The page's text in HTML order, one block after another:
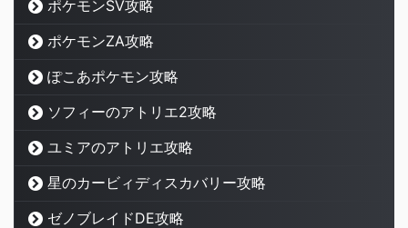
ポケモンSV攻略
ポケモンZA攻略
ぽこあポケモン攻略
ソフィーのアトリエ2攻略
ユミアのアトリエ攻略
星のカービィディスカバリー攻略
ゼノブレイドDE攻略